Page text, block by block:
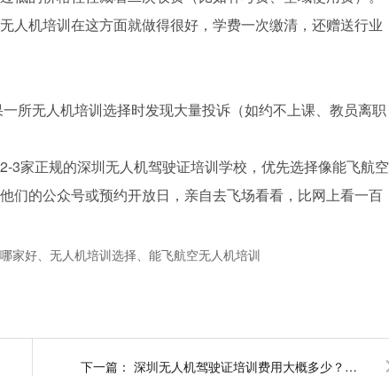
人机培训在这方面就做得很好，学费一次缴清，还赠送行业
所无人机培训选择时发现大量投诉（如约不上课、教员离职
3家正规的深圳无人机驾驶证培训学校，优先选择像能飞航空
们的公众号或预约开放日，亲自去飞场看看，比网上看一百
家好、无人机培训选择、能飞航空无人机培训
下一篇： 深圳无人机驾驶证培训费用大概多少？选对机构很重要